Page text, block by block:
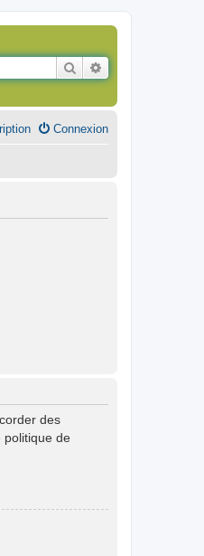
Rechercher
Connexion
des
politique de